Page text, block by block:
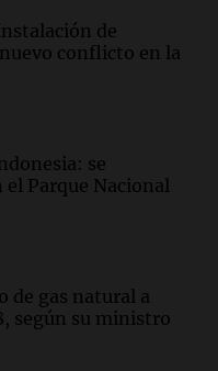
de
conflicto en la
se
Parque Nacional
de gas natural a
según su ministro